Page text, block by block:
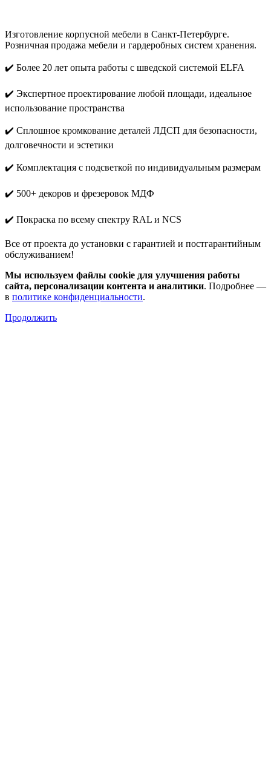
Изготовление корпусной мебели в Санкт-Петербурге.
Розничная продажа мебели и гардеробных систем хранения.
✔️ Более 20 лет опыта работы с шведской системой ELFA
✔️ Экспертное проектирование любой площади, идеальное
использование пространства
✔️ Сплошное кромкование деталей ЛДСП для безопасности,
долговечности и эстетики
✔️ Комплектация с подсветкой по индивидуальным размерам
✔️ 500+ декоров и фрезеровок МДФ
✔️ Покраска по всему спектру RAL и NCS
Все от проекта до установки с гарантией и постгарантийным
обслуживанием!
Мы используем файлы cookie для улучшения работы
сайта, персонализации контента и аналитики. Подробнее —
в политике конфиденциальности.
Продолжить